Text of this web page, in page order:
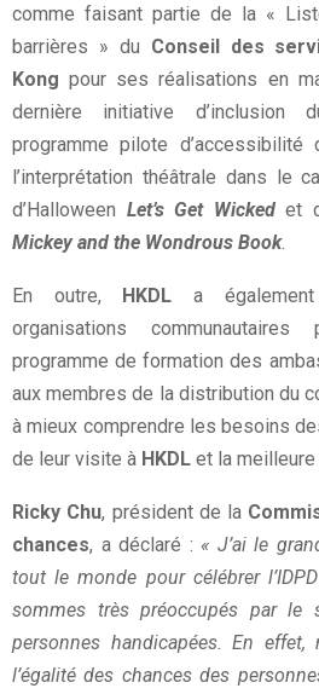
comme faisant partie de la «
barrières » du Conseil des
Kong pour ses réalisations en
dernière initiative d’inclusion
programme pilote
l’interprétation théâtrale dans le
d’Halloween Let’s Get Wicked et
Mickey and the Wondrous Book.
En outre, HKDL a
organisations
programme de formation des
aux membres de la distribution du
à mieux comprendre les besoins
de leur visite à HKDL et la
Ricky Chu, président de la
chances, a déclaré : « J’ai le
tout le monde pour célébrer
sommes très préoccupés par
personnes handicapées. En
l’égalité des chances des